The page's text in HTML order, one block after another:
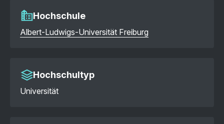
Hochschule
Albert-Ludwigs-Universität Freiburg
Hochschultyp
Universität